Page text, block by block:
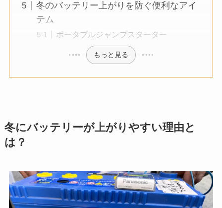
冬のバッテリー上がりを防ぐ便利なアイ
テム
ポータブルジャンプスターター
もっと見る
冬にバッテリーが上がりやすい理由と
は？